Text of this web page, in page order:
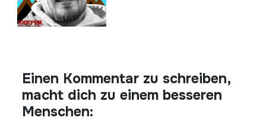
Einen Kommentar zu schreiben,
macht dich zu einem besseren
Menschen: